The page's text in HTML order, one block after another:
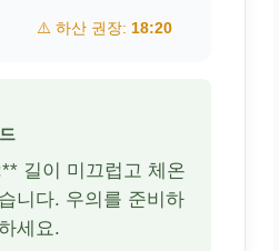
⚠️ 하산 권장: 18:20
길이 미끄럽고 체온
니다. 우의를 준비하
세요.